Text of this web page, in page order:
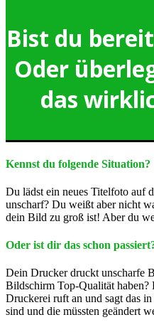
Bist du
Oder
das
Kennst du folgende Situation?
Du lädst ein neues Titelfoto auf
unscharf? Du weißt aber nicht
dein Bild zu groß ist! Aber du
Oder ist dir das schon
Dein Drucker druckt unscharfe
Bildschirm Top-Qualität
Druckerei ruft an und sagt das
sind und die müssten geändert